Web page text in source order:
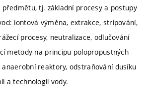
předmětu, tj. základní procesy a postupy
iontová výměna, extrakce, stripování,
procesy, neutralizace, odlučování
metody na principu polopropustných
reaktory, odstraňování dusíku
a technologii vody.